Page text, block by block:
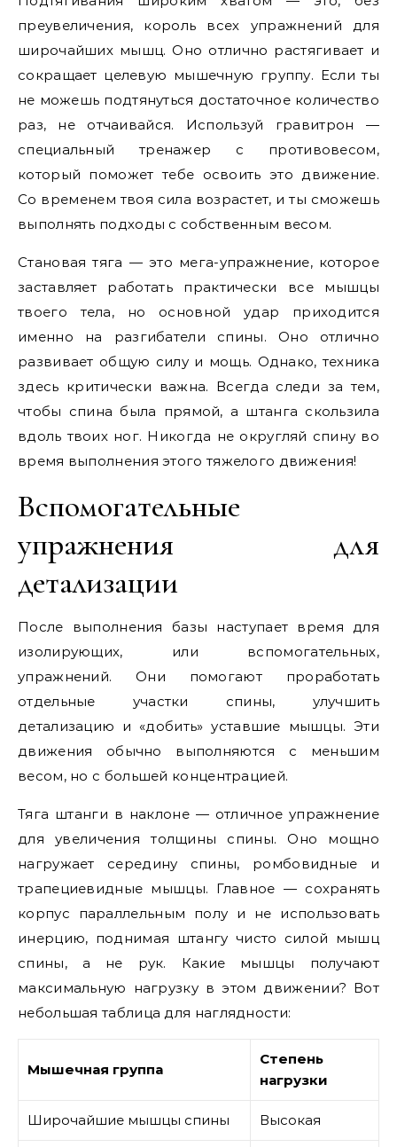
преувеличения, король всех упражнений для
широчайших мышц. Оно отлично растягивает и
сокращает целевую мышечную группу. Если ты
не можешь подтянуться достаточное количество
раз, не отчаивайся. Используй гравитрон —
специальный тренажер с противовесом,
который поможет тебе освоить это движение.
Со временем твоя сила возрастет, и ты сможешь
выполнять подходы с собственным весом.
Становая тяга — это мега-упражнение, которое
заставляет работать практически все мышцы
твоего тела, но основной удар приходится
именно на разгибатели спины. Оно отлично
развивает общую силу и мощь. Однако, техника
здесь критически важна. Всегда следи за тем,
чтобы спина была прямой, а штанга скользила
вдоль твоих ног. Никогда не округляй спину во
время выполнения этого тяжелого движения!
Вспомогательные
упражнения для
детализации
После выполнения базы наступает время для
изолирующих, или вспомогательных,
упражнений. Они помогают проработать
отдельные участки спины, улучшить
детализацию и «добить» уставшие мышцы. Эти
движения обычно выполняются с меньшим
весом, но с большей концентрацией.
Тяга штанги в наклоне — отличное упражнение
для увеличения толщины спины. Оно мощно
нагружает середину спины, ромбовидные и
трапециевидные мышцы. Главное — сохранять
корпус параллельным полу и не использовать
инерцию, поднимая штангу чисто силой мышц
спины, а не рук. Какие мышцы получают
максимальную нагрузку в этом движении? Вот
небольшая таблица для наглядности:
Мышечная группа
Степень
нагрузки
Широчайшие мышцы спины Высокая